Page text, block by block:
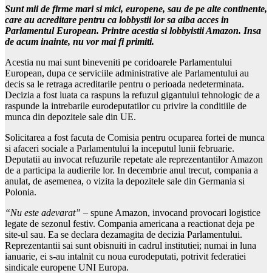
Sunt mii de firme mari si mici, europene, sau de pe alte continente,
care au acreditare pentru ca lobbystii lor sa aiba acces in
Parlamentul European. Printre acestia si lobbyistii Amazon. Insa
de acum inainte, nu vor mai fi primiti.
Acestia nu mai sunt bineveniti pe coridoarele Parlamentului
European, dupa ce serviciile administrative ale Parlamentului au
decis sa le retraga acreditarile pentru o perioada nedeterminata.
Decizia a fost luata ca raspuns la refuzul gigantului tehnologic de a
raspunde la intrebarile eurodeputatilor cu privire la conditiile de
munca din depozitele sale din UE.
Solicitarea a fost facuta de Comisia pentru ocuparea fortei de munca
si afaceri sociale a Parlamentului la inceputul lunii februarie.
Deputatii au invocat refuzurile repetate ale reprezentantilor Amazon
de a participa la audierile lor. In decembrie anul trecut, compania a
anulat, de asemenea, o vizita la depozitele sale din Germania si
Polonia.
“Nu este adevarat” – spune Amazon, invocand provocari logistice
legate de sezonul festiv. Compania americana a reactionat deja pe
site-ul sau. Ea se declara dezamagita de decizia Parlamentului.
Reprezentantii sai sunt obisnuiti in cadrul institutiei; numai in luna
ianuarie, ei s-au intalnit cu noua eurodeputati, potrivit federatiei
sindicale europene UNI Europa.